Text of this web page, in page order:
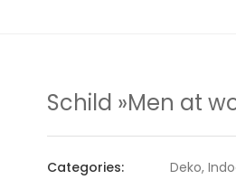
Schild »Men at
Categories: Deko,